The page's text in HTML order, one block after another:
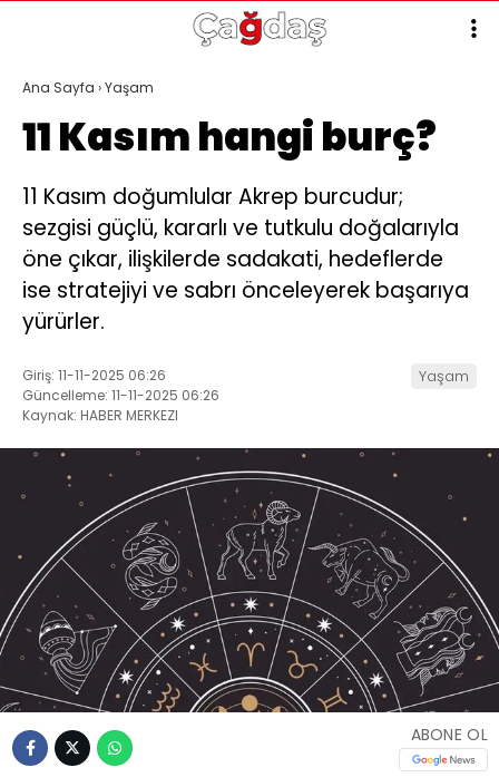
Ana Sayfa ›Yaşam
11 Kasım hangi burç?
11 Kasım doğumlular Akrep burcudur;
sezgisi güçlü, kararlı ve tutkulu doğalarıyla
öne çıkar, ilişkilerde sadakati, hedeflerde
ise stratejiyi ve sabrı önceleyerek başarıya
yürürler.
Giriş: 11-11-2025 06:26
Güncelleme: 11-11-2025 06:26
Kaynak: HABER MERKEZI
Yaşam
ABONE OL